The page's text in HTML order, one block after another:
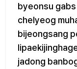
byeonsu
chelyeog
bijeongsang
jadong